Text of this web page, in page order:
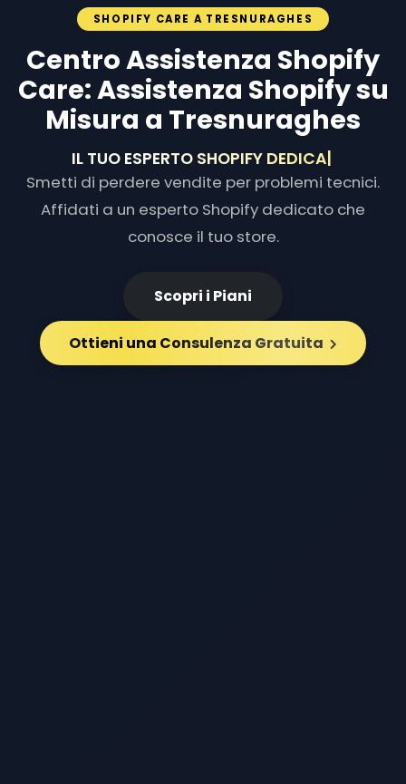
SHOPIFY CARE A TRESNURAGHES
Centro Assistenza Shopify
Care: Assistenza Shopify su
Misura a Tresnuraghes
IL TUO ESPERTO SHOPIFY DED|
Smetti di perdere vendite per problemi tecnici.
Affidati a un esperto Shopify dedicato che
conosce il tuo store.
Scopri i Piani
Ottieni una Consulenza Gratuita